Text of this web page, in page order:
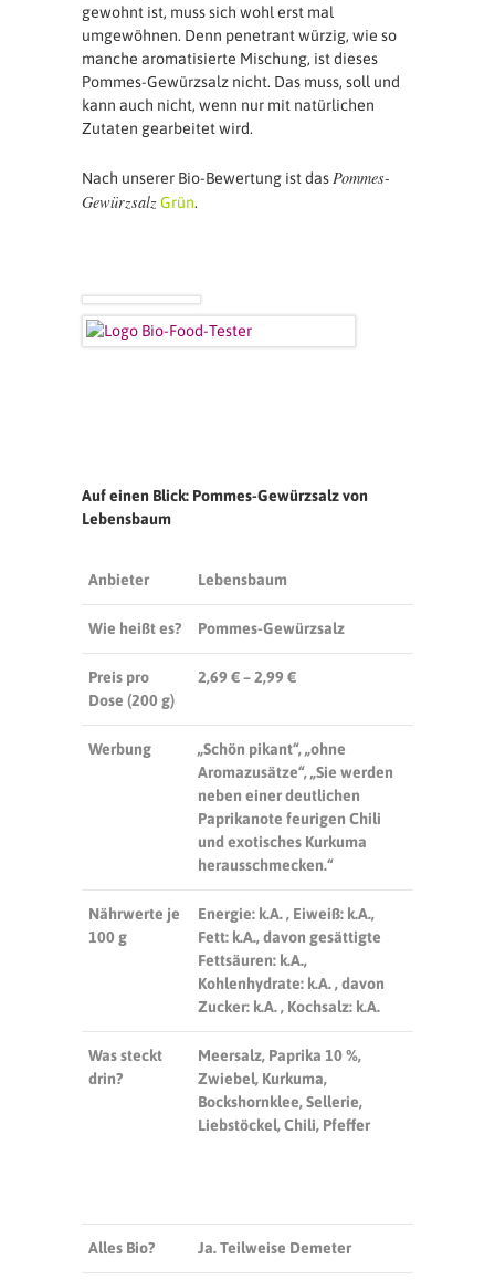
gewohnt ist, muss sich wohl erst mal
umgewöhnen. Denn penetrant würzig, wie so
manche aromatisierte Mischung, ist dieses
Pommes-Gewürzsalz nicht. Das muss, soll und
kann auch nicht, wenn nur mit natürlichen
Zutaten gearbeitet wird.
Nach unserer Bio-Bewertung ist dasPommes-
GewürzsalzGrün.
Auf einen Blick: Pommes-Gewürzsalz von
Lebensbaum
Anbieter Lebensbaum
Wie heißt es? Pommes-Gewürzsalz
Preis pro
Dose (200 g)
2,69 € – 2,99 €
Werbung
„Schön pikant“, „ohne
Aromazusätze“, „Sie werden
neben einer deutlichen
Paprikanote feurigen Chili
und exotisches Kurkuma
herausschmecken.“
Nährwerte je
100 g
Energie: k.A. , Eiweiß: k.A.,
Fett: k.A., davon gesättigte
Fettsäuren: k.A.,
Kohlenhydrate: k.A. , davon
Zucker: k.A. , Kochsalz: k.A.
Was steckt
drin?
Meersalz, Paprika 10 %,
Zwiebel, Kurkuma,
Bockshornklee, Sellerie,
Liebstöckel, Chili, Pfeffer
Alles Bio? Ja. Teilweise Demeter